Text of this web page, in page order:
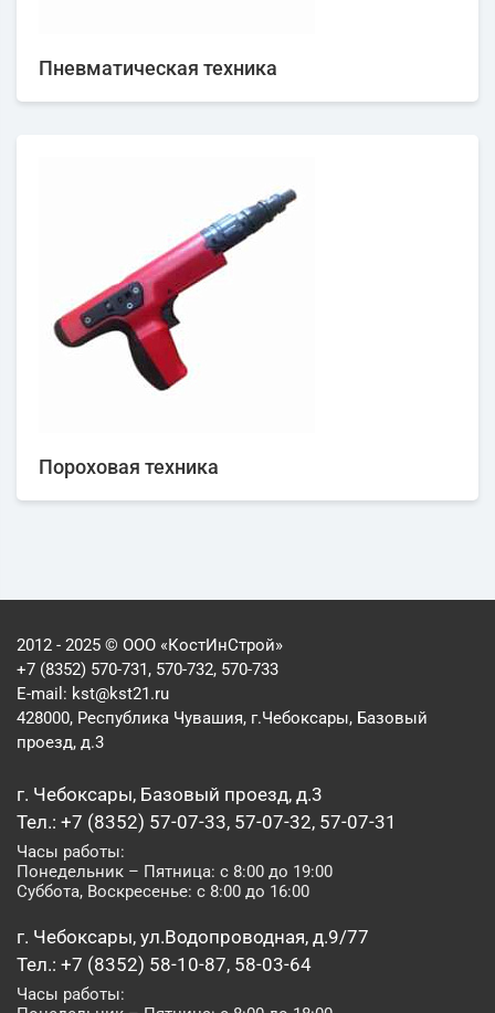
Пневматическая техника
Пороховая техника
2012 - 2025 © ООО «КостИнСтрой»
+7 (8352) 570-731, 570-732, 570-733
E-mail: kst@kst21.ru
428000, Республика Чувашия, г.Чебоксары, Базовый
проезд, д.3
г. Чебоксары, Базовый проезд, д.3
Тел.: +7 (8352) 57-07-33, 57-07-32, 57-07-31
Часы работы:
Понедельник – Пятница: с 8:00 до 19:00
Суббота, Воскресенье: с 8:00 до 16:00
г. Чебоксары, ул.Водопроводная, д.9/77
Тел.: +7 (8352) 58-10-87, 58-03-64
Часы работы: